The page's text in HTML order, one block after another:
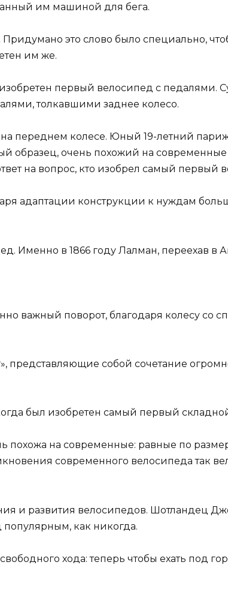
им машиной для бега.
это слово было специально,
им же.
первый велосипед с педалями.
толкавшими заднее колесо.
переднем колесе. Юный 19-летний
образец, очень похожий на
на вопрос, кто изобрел самый первый
адаптации конструкции к нуждам
Именно в 1866 году Лалман, переехав в
важный поворот, благодаря колесу со
представляющие собой сочетание
был изобретен самый первый
похожа на современные: равные по
современного велосипеда так
и развития велосипедов. Шотландец
популярным, как никогда.
хода: теперь чтобы ехать под